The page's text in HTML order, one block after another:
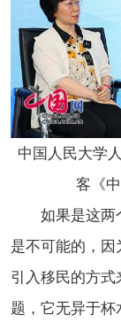
中国人民大学
客《
如果是这两
是不可能的，
引入移民的方
题，它无异于